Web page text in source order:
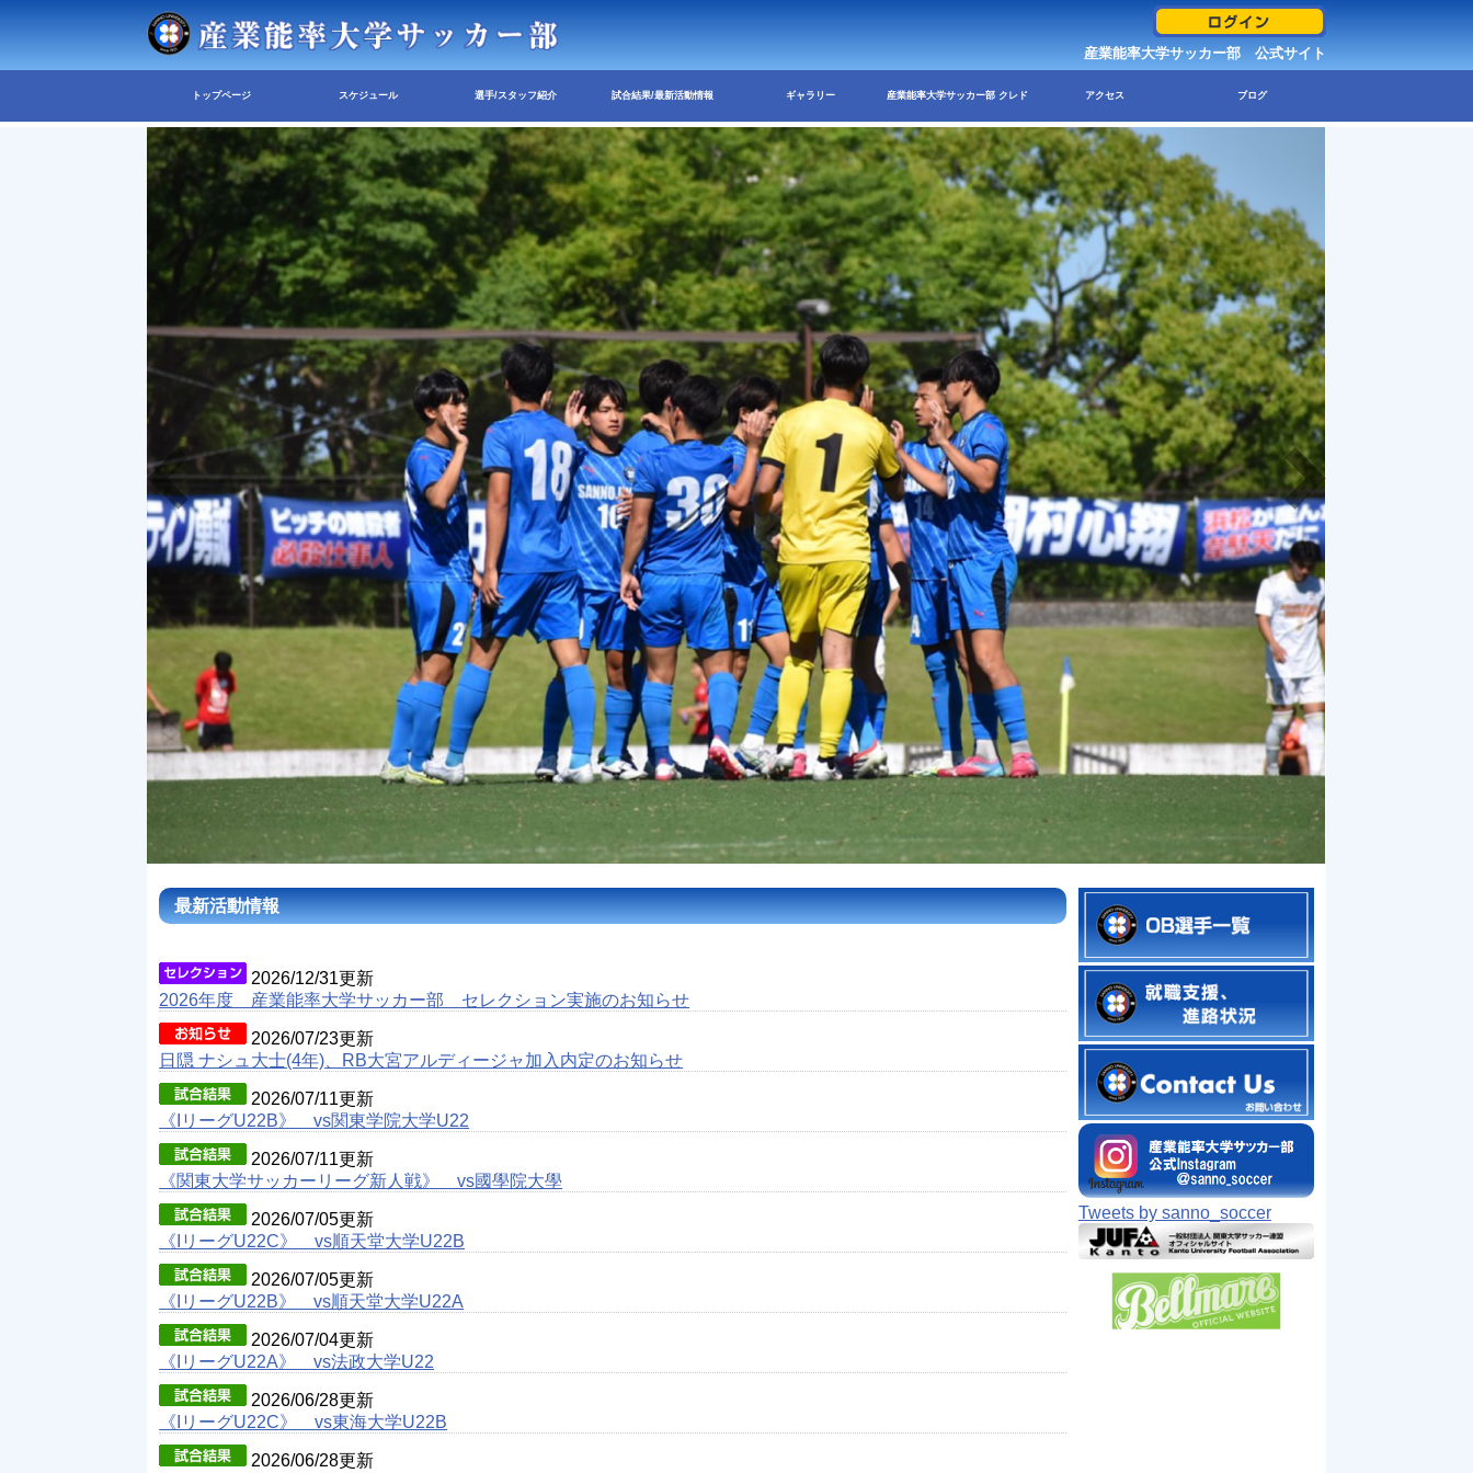
産業能率大学サッカー部 公式サイト
トップページ スケジュール 選手/スタッフ紹介 試合結果/最新活動情報 ギャラリー 産業能率大学サッカー部 クレド アクセス ブログ
最新活動情報
2026/12/31更新
2026年度 産業能率大学サッカー部 セレクション実施のお知らせ
2026/07/23更新
日隠 ナシュ大士(4年)、RB大宮アルディージャ加入内定のお知らせ
2026/07/11更新
《IリーグU22B》 vs関東学院大学U22
2026/07/11更新
《関東大学サッカーリーグ新人戦》 vs國學院大學
2026/07/05更新
《IリーグU22C》 vs順天堂大学U22B
2026/07/05更新
《IリーグU22B》 vs順天堂大学U22A
2026/07/04更新
《IリーグU22A》 vs法政大学U22
2026/06/28更新
《IリーグU22C》 vs東海大学U22B
2026/06/28更新
Tweets by sanno_soccer